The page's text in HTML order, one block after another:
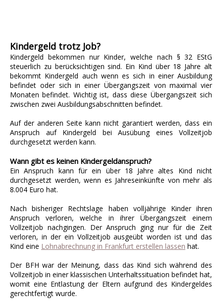
Kindergeld trotz Job?
Kindergeld bekommen nur Kinder, welche nach § 32 EStG
steuerlich zu berücksichtigen sind. Ein Kind über 18 Jahre alt
bekommt Kindergeld auch wenn es sich in einer Ausbildung
befindet oder sich in einer Übergangszeit von maximal vier
Monaten befindet. Wichtig ist, dass diese Übergangszeit sich
zwischen zwei Ausbildungsabschnitten befindet.
Auf der anderen Seite kann nicht garantiert werden, dass ein
Anspruch auf Kindergeld bei Ausübung eines Vollzeitjob
durchgesetzt werden kann.
Wann gibt es keinen Kindergeldanspruch?
Ein Anspruch kann für ein über 18 Jahre altes Kind nicht
durchgesetzt werden, wenn es Jahreseinkünfte von mehr als
8.004 Euro hat.
Nach bisheriger Rechtslage haben volljährige Kinder ihren
Anspruch verloren, welche in ihrer Übergangszeit einem
Vollzeitjob nachgingen. Der Anspruch ging nur für die Zeit
verloren, in der ein Vollzeitjob ausgeübt worden ist und das
Kind eine Lohnabrechnung in Frankfurt erstellen lassen hat.
Der BFH war der Meinung, dass das Kind sich während des
Vollzeitjob in einer klassischen Unterhaltssituation befindet hat,
womit eine Entlastung der Eltern aufgrund des Kindergeldes
gerechtfertigt wurde.